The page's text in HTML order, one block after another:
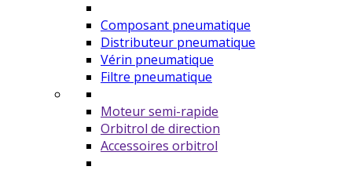
Composant pneumatique
Distributeur pneumatique
Vérin pneumatique
Filtre pneumatique
Moteur semi-rapide
Orbitrol de direction
Accessoires orbitrol